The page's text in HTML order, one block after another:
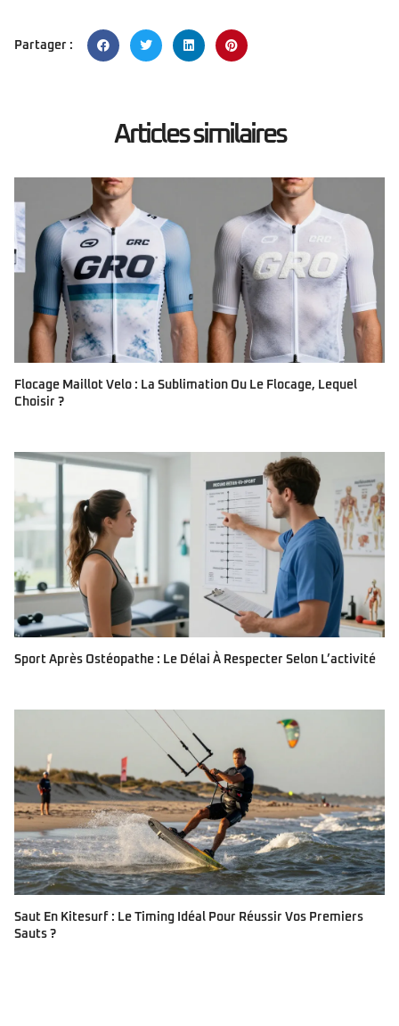
Partager :
Articles similaires
Flocage Maillot Velo : La Sublimation Ou Le Flocage, Lequel
Choisir ?
Sport Après Ostéopathe : Le Délai À Respecter Selon L’activité
Saut En Kitesurf : Le Timing Idéal Pour Réussir Vos Premiers
Sauts ?